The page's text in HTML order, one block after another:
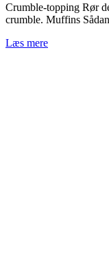
Crumble‑topping Rør
crumble. Muffins
Læs mere